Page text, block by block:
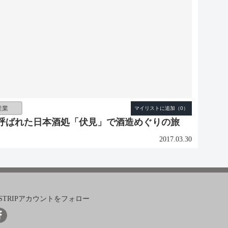
業
ばれた日本酒処「伏見」で酒造めぐりの旅
2017.03.30
アカウントをフォロー